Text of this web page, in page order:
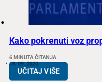
Kako pokrenuti voz
6 MINUTA ČITANJA
18. 09. 2020.
UČITAJ VIŠE